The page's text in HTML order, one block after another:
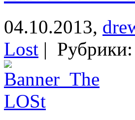
04.10.2013,
Lost | Рубрики: